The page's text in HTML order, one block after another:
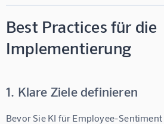
Best Practices für die
Implementierung
1. Klare Ziele definieren
Bevor Sie KI für Employee-Sentiment